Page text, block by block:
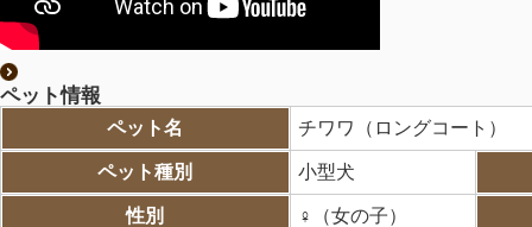
ペット情報
ペット名 チワワ（ロングコート）
ペット種別 小型犬
性別 ♀（女の子）